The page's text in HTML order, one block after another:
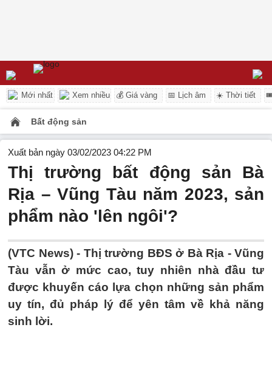
Mới nhất Xem nhiều 💰 Giá vàng 📅 Lịch âm ☀️ Thời tiết
Bất động sản
Xuất bản ngày 03/02/2023 04:22 PM
Thị trường bất động sản Bà
Rịa – Vũng Tàu năm 2023, sản
phẩm nào 'lên ngôi'?
(VTC News) - Thị trường BĐS ở Bà Rịa - Vũng
Tàu vẫn ở mức cao, tuy nhiên nhà đầu tư
được khuyến cáo lựa chọn những sản phẩm
uy tín, đủ pháp lý để yên tâm về khả năng
sinh lời.